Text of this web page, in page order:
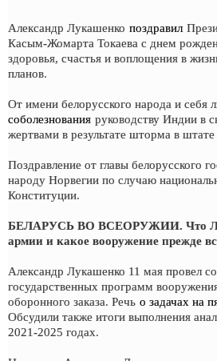
Александр Лукашенко поздравил
Касым-Жомарта Токаева с днем
здоровья, счастья и воплощения в
планов.
От имени белорусского народа и себя
соболезнования руководству Индии в
жертвами в результате шторма в
Поздравление от главы белорусского
народу Норвегии по случаю
Конституции.
БЕЛАРУСЬ ВО ВСЕОРУЖИИ. Что
армии и какое вооружение прежде
Александр Лукашенко 11 мая провел
государственных программ
оборонного заказа. Речь о задачах на
Обсудили также итоги выполнения
2021-2025 годах.